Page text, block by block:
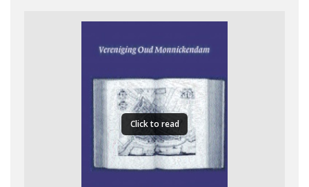
Click to read